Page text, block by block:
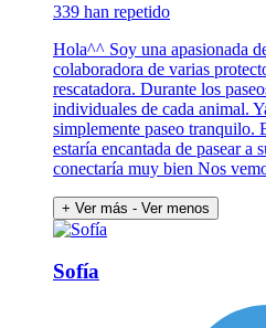
339 han repetido
Hola^^ Soy una apasionada
colaboradora de varias
rescatadora. Durante los
individuales de cada animal.
simplemente paseo tranquilo.
estaría encantada de pasear a
conectaría muy bien Nos
+ Ver más - Ver menos
Sofía